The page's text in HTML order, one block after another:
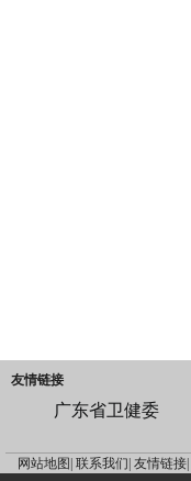
友情链接
广东省卫健委
网站地图| 联系我们| 友情链接|